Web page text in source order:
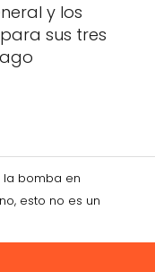
y los
sus tres
la bomba en
esto no es un